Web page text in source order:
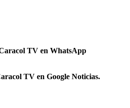
TV en WhatsApp
TV en Google Noticias.